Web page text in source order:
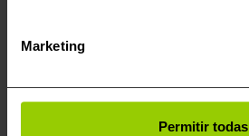
Marketing
Permitir todas